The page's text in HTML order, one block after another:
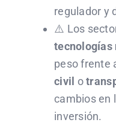
regulador y
⚠️ Los
tecnologías
peso frente
civil o
cambios en
inversión.